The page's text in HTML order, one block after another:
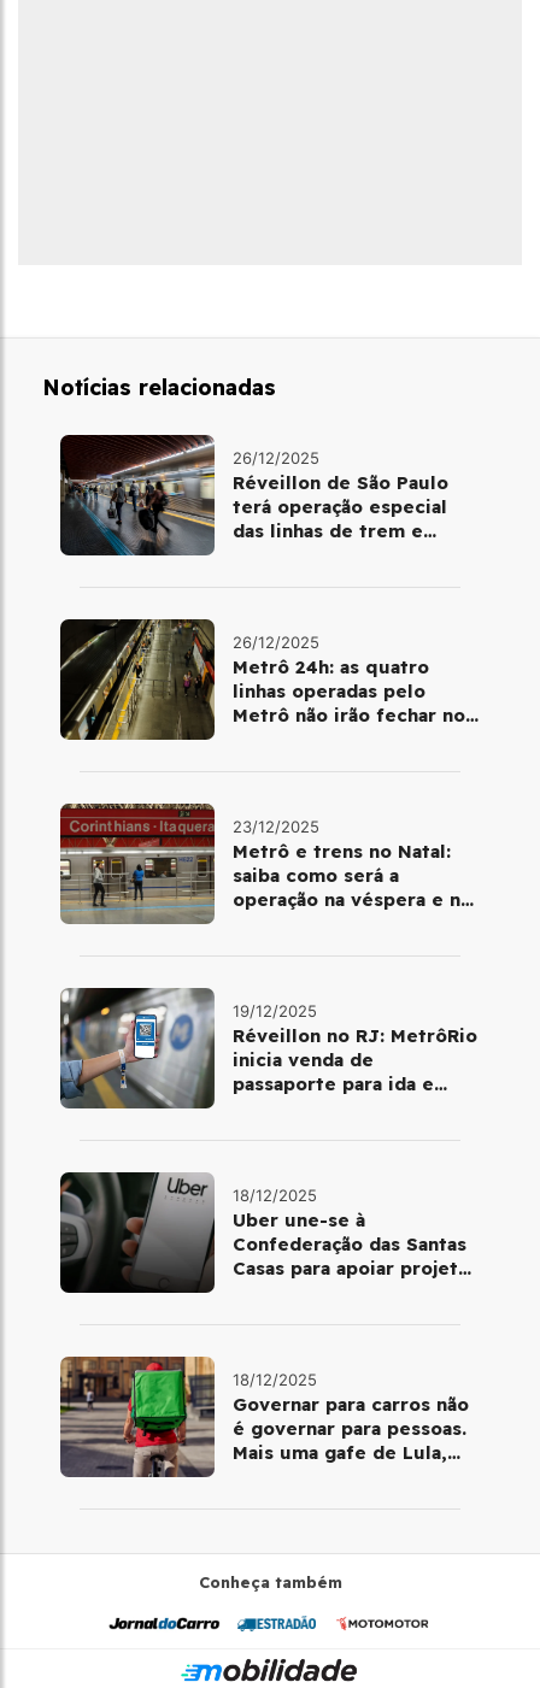
Notícias relacionadas
26/12/2025
Réveillon de São Paulo
terá operação especial
das linhas de trem e
26/12/2025
Metrô 24h: as quatro
linhas operadas pelo
Metrô não irão fechar no
23/12/2025
Metrô e trens no Natal:
saiba como será a
operação na véspera e no
19/12/2025
Réveillon no RJ: MetrôRio
inicia venda de
passaporte para ida e
18/12/2025
Uber une-se à
Confederação das Santas
Casas para apoiar projetos
18/12/2025
Governar para carros não
é governar para pessoas.
Mais uma gafe de Lula,
Conheça também